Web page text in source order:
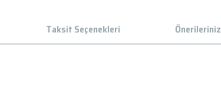
Taksit Seçenekleri Önerileriniz